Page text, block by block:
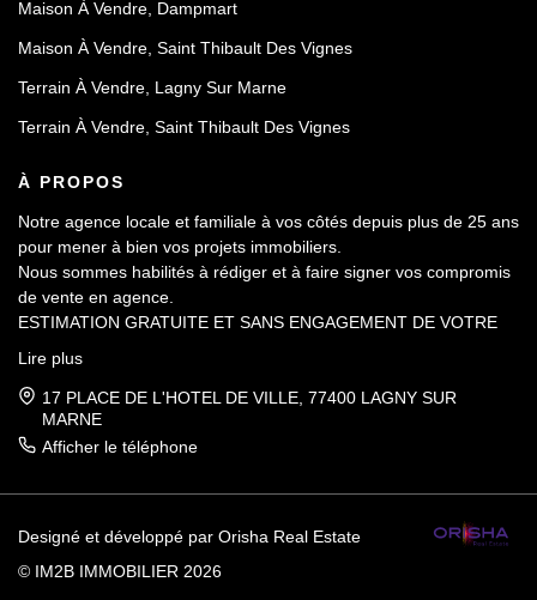
Maison À Vendre, Dampmart
Maison À Vendre, Saint Thibault Des Vignes
Terrain À Vendre, Lagny Sur Marne
Terrain À Vendre, Saint Thibault Des Vignes
À PROPOS
Notre agence locale et familiale à vos côtés depuis plus de 25 ans
pour mener à bien vos projets immobiliers.
Nous sommes habilités à rédiger et à faire signer vos compromis
de vente en agence.
ESTIMATION GRATUITE ET SANS ENGAGEMENT DE VOTRE
Lire plus
17 PLACE DE L'HOTEL DE VILLE, 77400 LAGNY SUR
MARNE
Afficher le téléphone
Designé et développé par Orisha Real Estate
© IM2B IMMOBILIER 2026